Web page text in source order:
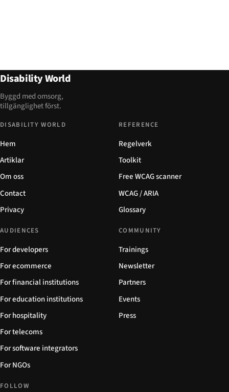
Disability World
Byggd med omsorg,
tillgänglighet först.
DISABILITY WORLD
Hem
Artiklar
Om oss
Contact
Privacy
REFERENCE
Regelverk
Toolkit
Free WCAG scanner
WCAG / ARIA
Glossary
AUDIENCES
For developers
For ecommerce
For financial institutions
For education institutions
For hospitality
For telecoms
For software integrators
For NGOs
COMMUNITY
Trainings
Newsletter
Partners
Events
Press
FOLLOW